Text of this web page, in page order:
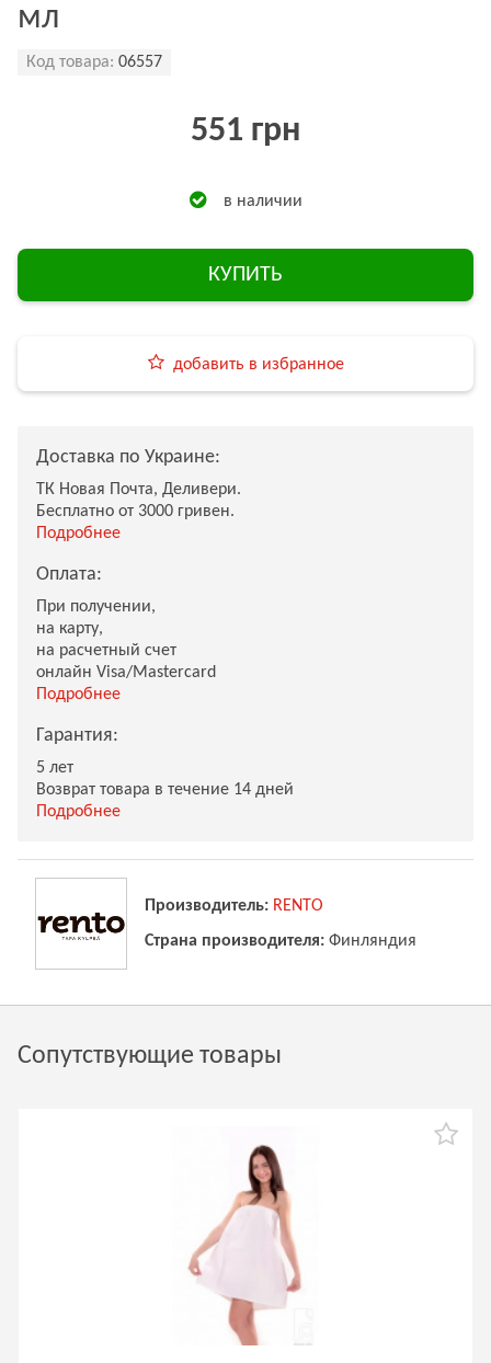
мл
Код товара: 06557
551 грн
в наличии
КУПИТЬ
добавить в избранное
Доставка по Украине:
ТК Новая Почта, Деливери.
Бесплатно от 3000 гривен.
Подробнее
Оплата:
При получении,
на карту,
на расчетный счет
онлайн Visa/Mastercard
Подробнее
Гарантия:
5 лет
Возврат товара в течение 14 дней
Подробнее
Производитель: RENTO
Страна производителя: Финляндия
Сопутствующие товары